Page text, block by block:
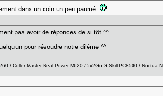
dans un coin un peu paumé
pas avoir de réponces de si tôt ^^
pour résoudre notre dilème ^^
/ Coller Master Real Power M620 / 2x2Go G.Skill PC8500 /